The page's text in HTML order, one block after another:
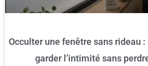
Occulter une fenêtre sans rideau
garder l’intimité sans